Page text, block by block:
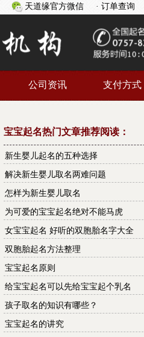
· 订单查询
天道缘官方微信
公司资讯 支付方式
宝宝起名热门文章推荐阅读：
新生婴儿起名的五种选择
解决新生婴儿取名两难问题
怎样为新生婴儿取名
为可爱的宝宝起名绝对不能马虎
女宝宝起名 好听的双胞胎名字大全
双胞胎起名方法整理
宝宝起名原则
给宝宝起名可以先给宝宝起个乳名
孩子取名的知识有哪些？
宝宝起名的讲究